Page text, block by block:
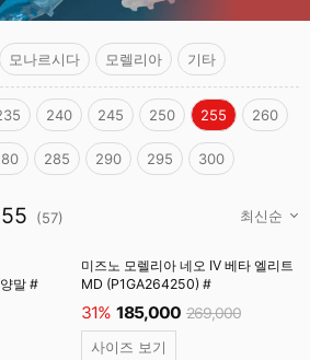
모나르시다 모렐리아 기타
240 245 250 255 260
285 290 295 300
(57)
말 #
미즈노 모렐리아 네오 IV 베타 엘리트
MD (P1GA264250) #
31% 185,000 269,000
사이즈 보기